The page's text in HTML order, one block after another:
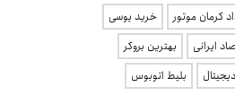
کرمان موتور
خرید یوسی
ایرانی
بهترین بروکر
بلیط اتوبوس